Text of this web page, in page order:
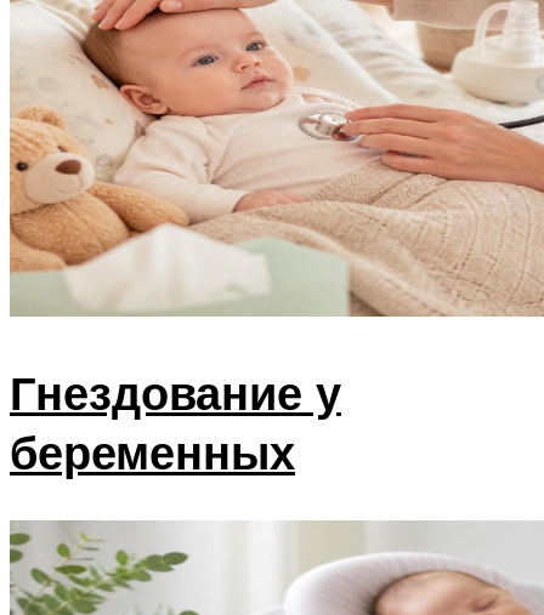
Гнездование у
беременных